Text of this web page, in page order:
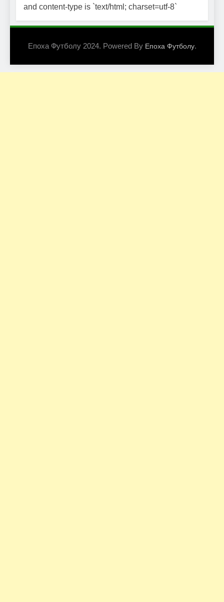
and content-type is `text/html; charset=utf-8`
Епоха Футболу 2024. Powered By Епоха Футболу.